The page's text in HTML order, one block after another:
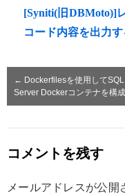
[Syniti(旧DBMoto)]
コード内容を出力
← Dockerfilesを使用してSQL
Server Dockerコンテナを構成
コメントを残す
メールアドレスが公開